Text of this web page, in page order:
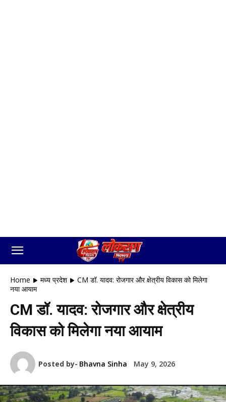
Home मध्य प्रदेश
CM डॉ. यादव: रोजगार और क्षेत्रीय विकास को मिलेगा
नया आयाम
CM डॉ. यादव: रोजगार और क्षेत्रीय
विकास को मिलेगा नया आयाम
Posted by- Bhavna Sinha May 9, 2026